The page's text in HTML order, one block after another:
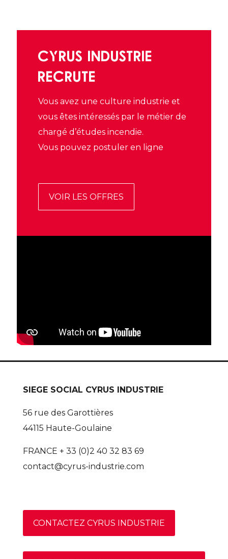
CYRUS INDUSTRIE
RECRUTE
Vous avez une culture industrie et
vous êtes intéressés par le métier de
chargé d’études incendie.
Vous pouvez postuler en ligne
VOIR LES OFFRES
SIEGE SOCIAL CYRUS INDUSTRIE
56 rue des Garottières
44115 Haute-Goulaine
FRANCE + 33 (0)2 40 32 83 69
contact@cyrus-industrie.com
CONTACTEZ CYRUS INDUSTRIE